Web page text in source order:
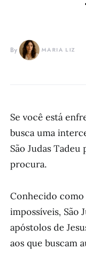
By MARIA LIZ
Se você está
busca uma
São Judas
procura.
Conhecido como
impossíveis, São
apóstolos de
aos que buscam